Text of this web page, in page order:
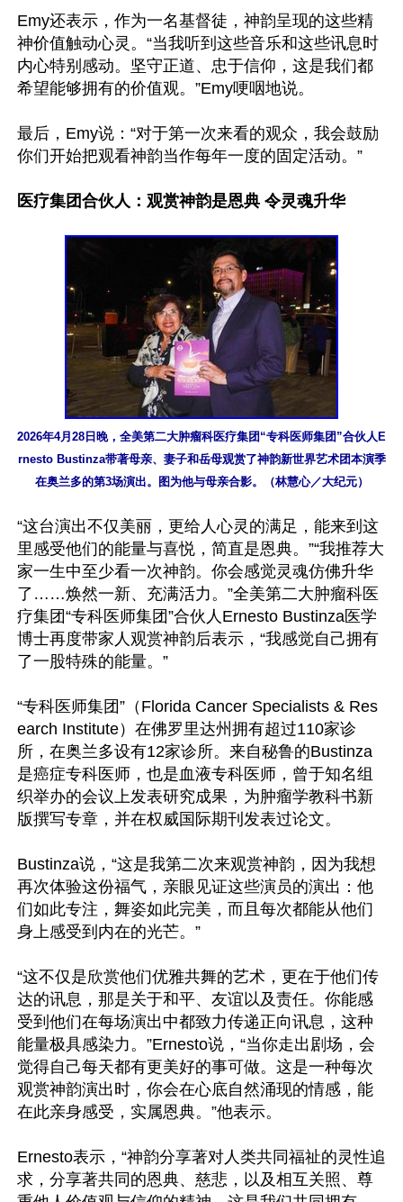
Emy还表示，作为一名基督徒，神韵呈现的这些精
神价值触动心灵。“当我听到这些音乐和这些讯息时
内心特别感动。坚守正道、忠于信仰，这是我们都
希望能够拥有的价值观。”Emy哽咽地说。
最后，Emy说：“对于第一次来看的观众，我会鼓励
你们开始把观看神韵当作每年一度的固定活动。”
医疗集团合伙人：观赏神韵是恩典 令灵魂升华
2026年4月28日晚，全美第二大肿瘤科医疗集团“专科医师集团”合伙人E
rnesto Bustinza带著母亲、妻子和岳母观赏了神韵新世界艺术团本演季
在奥兰多的第3场演出。图为他与母亲合影。（林慧心／大纪元）
“这台演出不仅美丽，更给人心灵的满足，能来到这
里感受他们的能量与喜悦，简直是恩典。”“我推荐大
家一生中至少看一次神韵。你会感觉灵魂仿佛升华
了……焕然一新、充满活力。”全美第二大肿瘤科医
疗集团“专科医师集团”合伙人Ernesto Bustinza医学
博士再度带家人观赏神韵后表示，“我感觉自己拥有
了一股特殊的能量。”
“专科医师集团”（Florida Cancer Specialists & Res
earch Institute）在佛罗里达州拥有超过110家诊
所，在奥兰多设有12家诊所。来自秘鲁的Bustinza
是癌症专科医师，也是血液专科医师，曾于知名组
织举办的会议上发表研究成果，为肿瘤学教科书新
版撰写专章，并在权威国际期刊发表过论文。
Bustinza说，“这是我第二次来观赏神韵，因为我想
再次体验这份福气，亲眼见证这些演员的演出：他
们如此专注，舞姿如此完美，而且每次都能从他们
身上感受到内在的光芒。”
“这不仅是欣赏他们优雅共舞的艺术，更在于他们传
达的讯息，那是关于和平、友谊以及责任。你能感
受到他们在每场演出中都致力传递正向讯息，这种
能量极具感染力。”Ernesto说，“当你走出剧场，会
觉得自己每天都有更美好的事可做。这是一种每次
观赏神韵演出时，你会在心底自然涌现的情感，能
在此亲身感受，实属恩典。”他表示。
Ernesto表示，“神韵分享著对人类共同福祉的灵性追
求，分享著共同的恩典、慈悲，以及相互关照、尊